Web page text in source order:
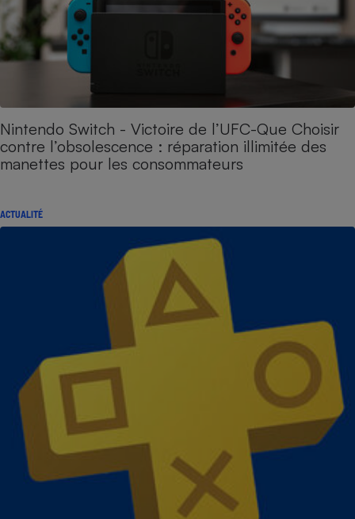
Nintendo Switch - Victoire de l’UFC-Que Choisir
contre l’obsolescence : réparation illimitée des
manettes pour les consommateurs
ACTUALITÉ